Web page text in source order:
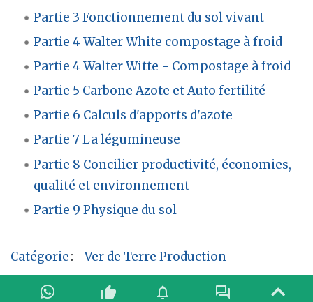
Partie 3 Fonctionnement du sol vivant
Partie 4 Walter White compostage à froid
Partie 4 Walter Witte - Compostage à froid
Partie 5 Carbone Azote et Auto fertilité
Partie 6 Calculs d'apports d'azote
Partie 7 La légumineuse
Partie 8 Concilier productivité, économies,
qualité et environnement
Partie 9 Physique du sol
Catégorie: Ver de Terre Production
thumb_up notifications forum